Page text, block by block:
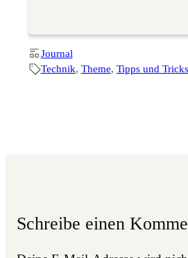
Journal
Technik, Theme, Tipps und Tricks
Schreibe einen